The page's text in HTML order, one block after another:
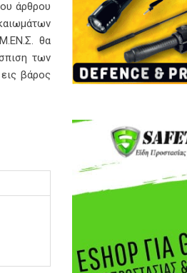
άρθρου
θα
των
βάρος